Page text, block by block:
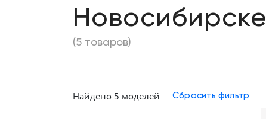
Доставка и оплата
Новосибирске
(5 товаров)
Найдено 5 моделей